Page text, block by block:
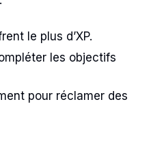
le plus d’XP.
les objectifs
pour réclamer des